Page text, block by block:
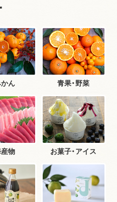
ん 青果・野菜
物 お菓子・アイス